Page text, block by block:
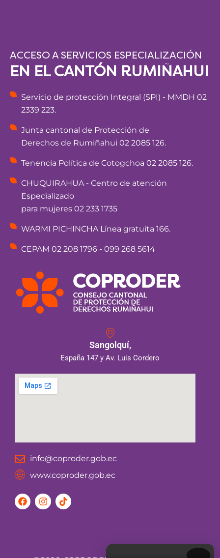
ACCESO A SERVICIOS ESPECIALIZACIÓN
EN EL CANTÓN RUMIÑAHUI
Servicio de protección Integral (SPI) - MMDH 02
2339 223.
Junta cantonal de Protección de
Derechos de Rumiñahui 02 2085 126.
Tenencia Política de Cotogchoa 02 2085 126.
CHUQUIRAHUA - Centro de atención
Especializado
para mujeres 02 233 1735
WARMI PICHINCHA Línea gratuita 166.
CEPAM 02 208 1796 - 099 268 5614
Sangolquí,
España 147 y Av. Luis Cordero
info@coproder.gob.ec
www.coproder.gob.ec
F
a
I
n
T
i